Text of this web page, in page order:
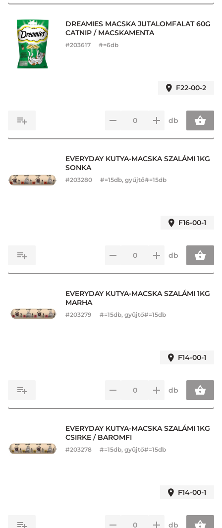
DREAMIES MACSKA JUTALOMFALAT 60G
CATNIP / MACSKAMENTA
#203617 #=6db
F22-00-2
db
EVERYDAY KUTYA-MACSKA SZALÁMI 1KG
SONKA
#203280 #=15db, gyűjtő#=15db
F16-00-1
db
EVERYDAY KUTYA-MACSKA SZALÁMI 1KG
MARHA
#203279 #=15db, gyűjtő#=15db
F14-00-1
db
EVERYDAY KUTYA-MACSKA SZALÁMI 1KG
CSIRKE / BAROMFI
#203278 #=15db, gyűjtő#=15db
F14-00-1
db